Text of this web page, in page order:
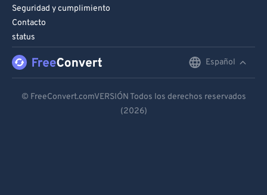
Seguridad y cumplimiento
Contacto
status
Español
Español
© FreeConvert.comVERSIÓN Todos los derechos reservados
(2026)